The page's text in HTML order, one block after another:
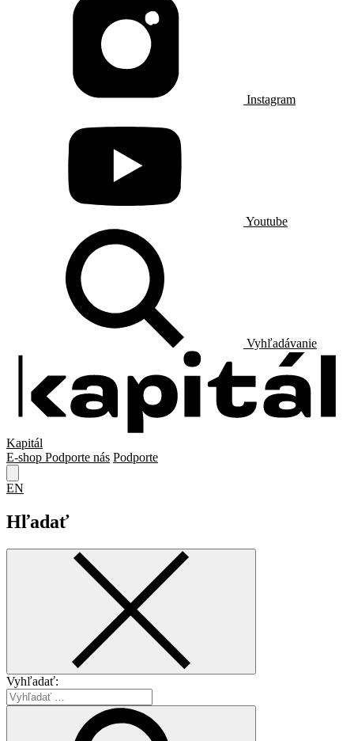
Instagram
Youtube
Vyhľadávanie
Kapitál
E-shop Podporte nás Podporte
EN
Hľadať
Vyhľadať: